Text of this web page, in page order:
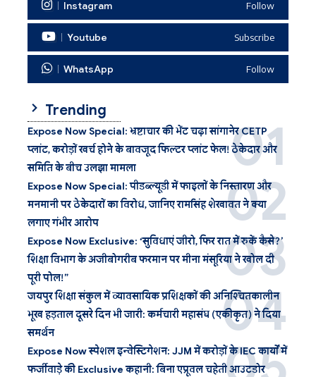
Instagram Follow
Youtube Subscribe
WhatsApp Follow
Trending
Expose Now Special: भ्रष्टाचार की भेंट चढ़ा सांगानेर CETP
प्लांट, करोड़ों खर्च होने के बावजूद फिल्टर प्लांट फेल! ठेकेदार और
समिति के बीच उलझा मामला
Expose Now Special: पीडब्ल्यूडी में फाइलों के निस्तारण और
मनमानी पर ठेकेदारों का विरोध, जानिए रामसिंह शेखावत ने क्या
लगाए गंभीर आरोप
Expose Now Exclusive: ‘सुविधाएं जीरो, फिर रात में रुकें कैसे?’
शिक्षा विभाग के अजीबोगरीब फरमान पर मीना मंसूरिया ने खोल दी
पूरी पोल!”
जयपुर शिक्षा संकुल में व्यावसायिक प्रशिक्षकों की अनिश्चितकालीन
भूख हड़ताल दूसरे दिन भी जारी: कर्मचारी महासंघ (एकीकृत) ने दिया
समर्थन
Expose Now स्पेशल इन्वेस्टिगेशन: JJM में करोड़ों के IEC कार्यों में
फर्जीवाड़े की Exclusive कहानी: बिना एप्रूवल चहेती आउटडोर